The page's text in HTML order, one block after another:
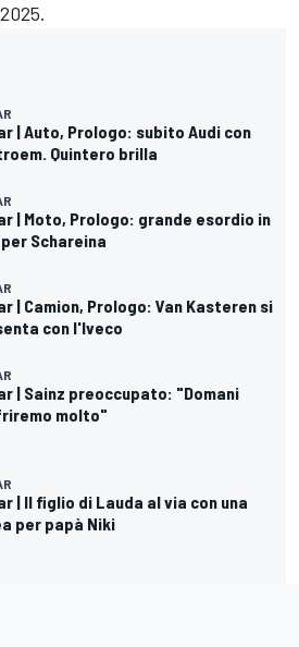
| Auto, Prologo: subito Audi con
Quintero brilla
| Moto, Prologo: grande esordio in
per Schareina
| Camion, Prologo: Van Kasteren si
con l'Iveco
| Sainz preoccupato: "Domani
molto"
| Il figlio di Lauda al via con una
per papà Niki